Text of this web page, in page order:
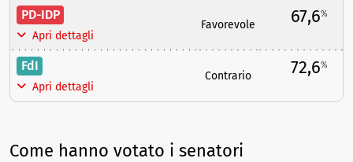
PD-IDP
Apri dettagli
Favorevole 67,6%
FdI
Apri dettagli
Contrario 72,6%
Come hanno votato i senatori